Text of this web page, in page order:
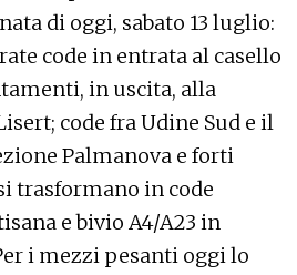
di oggi, sabato 13 luglio:
code in entrata al casello
in uscita, alla
code fra Udine Sud e il
Palmanova e forti
trasformano in code
e bivio A4/A23 in
i mezzi pesanti oggi lo